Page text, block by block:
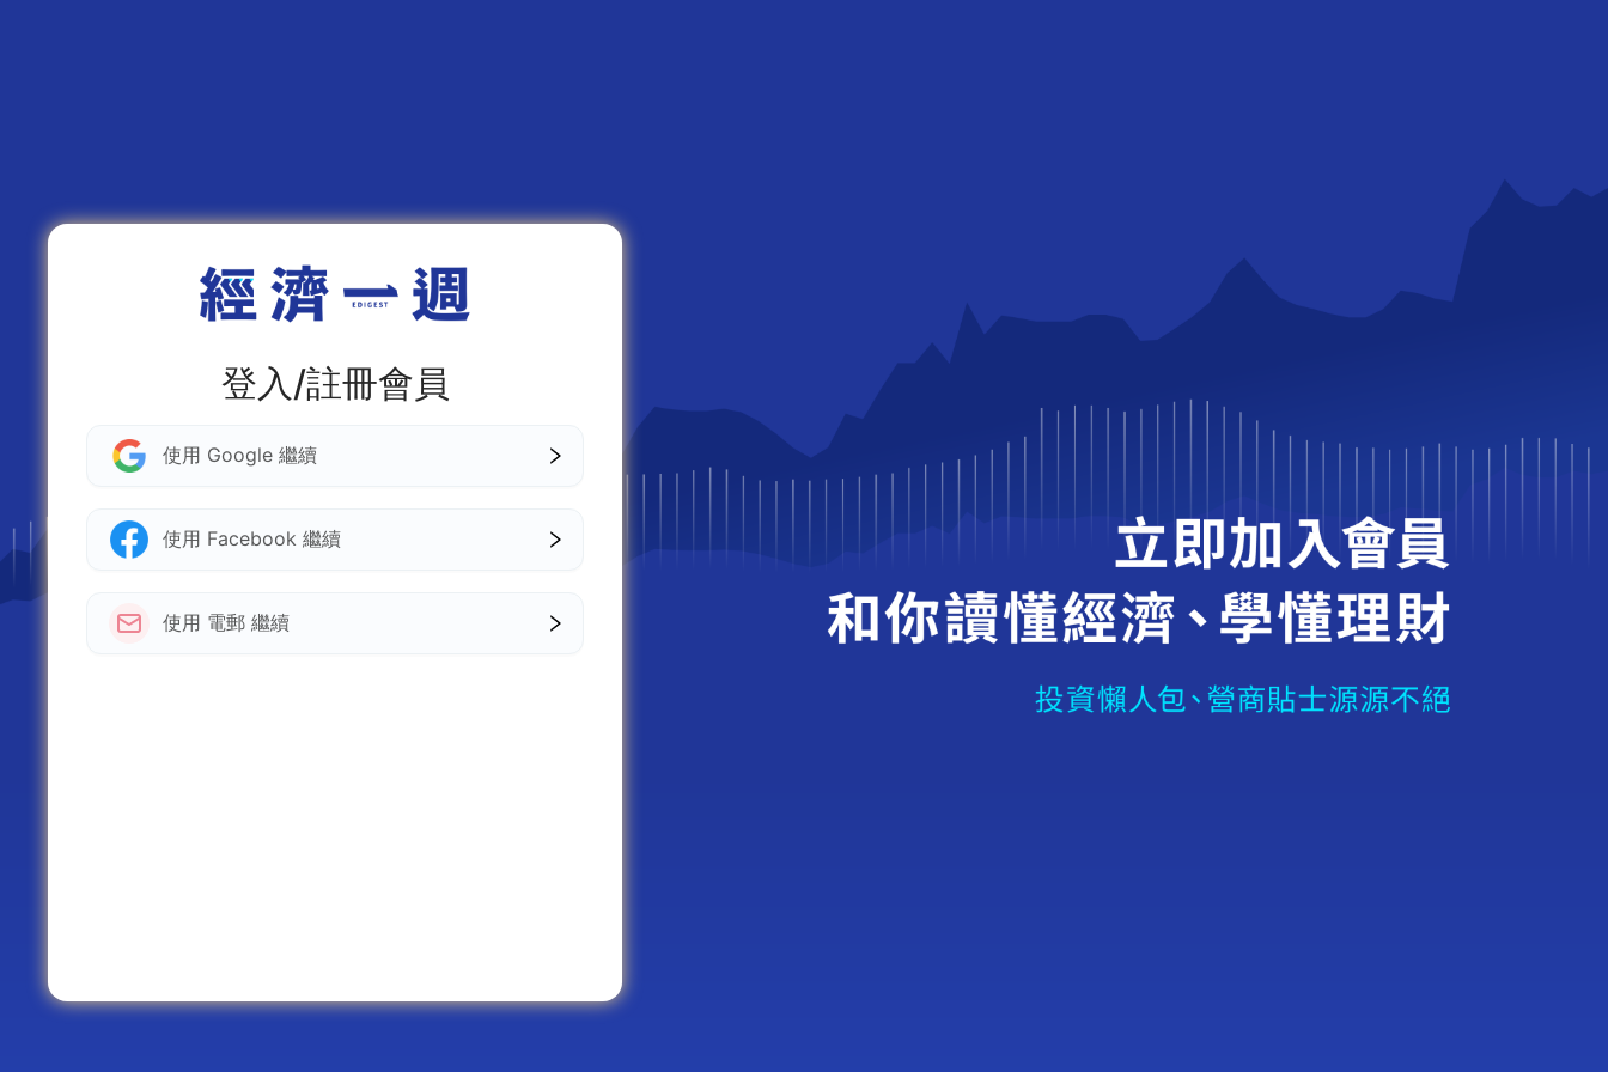
登入/註冊會員
使用 Google 繼續
使用 Facebook 繼續
使用 電郵 繼續